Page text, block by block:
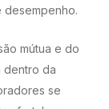
mútua e do
dentro da
se